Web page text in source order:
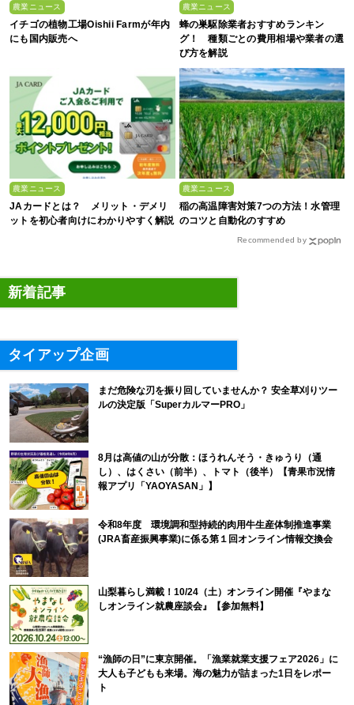
農業ニュース
イチゴの植物工場Oishii Farmが年内
にも国内販売へ
農業ニュース
蜂の巣駆除業者おすすめランキン
グ！ 種類ごとの費用相場や業者の選
び方を解説
農業ニュース
JAカードとは？ メリット・デメリ
ットを初心者向けにわかりやすく解説
農業ニュース
稲の高温障害対策7つの方法！水管理
のコツと自動化のすすめ
Recommended by
新着記事
タイアップ企画
まだ危険な刃を振り回していませんか？ 安全草刈りツー
ルの決定版「SuperカルマーPRO」
8月は高値の山が分散：ほうれんそう・きゅうり（通
し）、はくさい（前半）、トマト（後半）【青果市況情
報アプリ「YAOYASAN」】
令和8年度 環境調和型持続的肉用牛生産体制推進事業
(JRA畜産振興事業)に係る第１回オンライン情報交換会
山梨暮らし満載！10/24（土）オンライン開催『やまな
しオンライン就農座談会』【参加無料】
“漁師の日”に東京開催。「漁業就業支援フェア2026」に
大人も子どもも来場。海の魅力が詰まった1日をレポー
ト